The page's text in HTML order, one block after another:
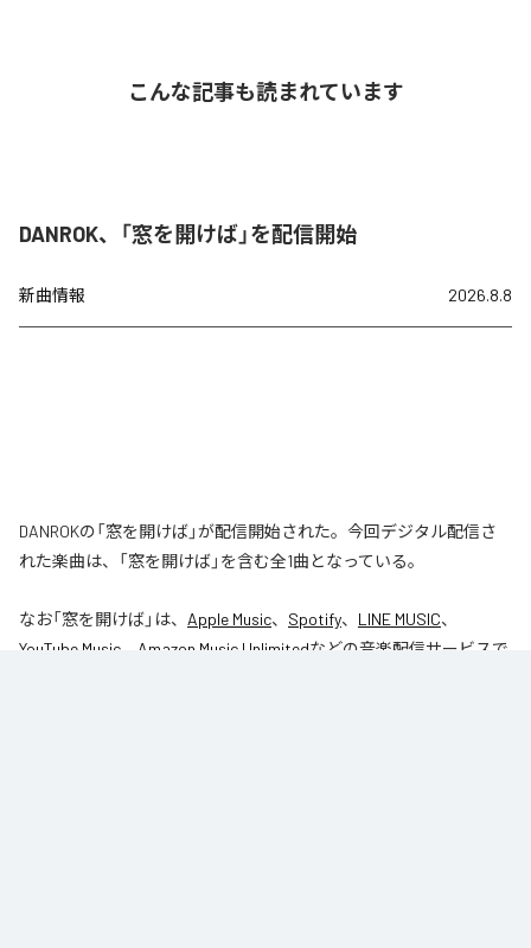
こんな記事も読まれています
DANROK、「窓を開けば」を配信開始
新曲情報 2026.8.8
DANROKの「窓を開けば」が配信開始された。今回デジタル配信さ
れた楽曲は、「窓を開けば」を含む全1曲となっている。
なお「窓を開けば」は、 Apple Music、 Spotify、 LINE MUSIC、
YouTube Music
Amazon Music Unlimitedなどの音楽配信サービスで